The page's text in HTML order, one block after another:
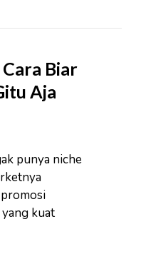
Biar
Aja
punya niche
kuat